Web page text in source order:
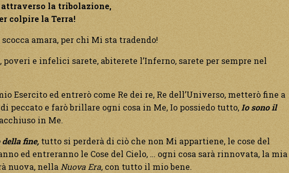
attraverso la tribolazione,
colpire la Terra!
scocca amara, per chi Mi sta tradendo!
e infelici sarete, abiterete l’Inferno, sarete per sempre nel
Esercito ed entrerò come Re dei re, Re dell’Universo, metterò fine a
peccato e farò brillare ogni cosa in Me, Io possiedo tutto, Io sono il
in Me.
fine, tutto si perderà di ciò che non Mi appartiene, le cose del
ed entreranno le Cose del Cielo, … ogni cosa sarà rinnovata, la mia
nuova, nella Nuova Era, con tutto il mio bene.